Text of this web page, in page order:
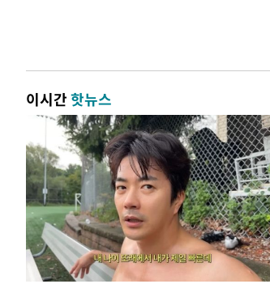
이시간핫뉴스